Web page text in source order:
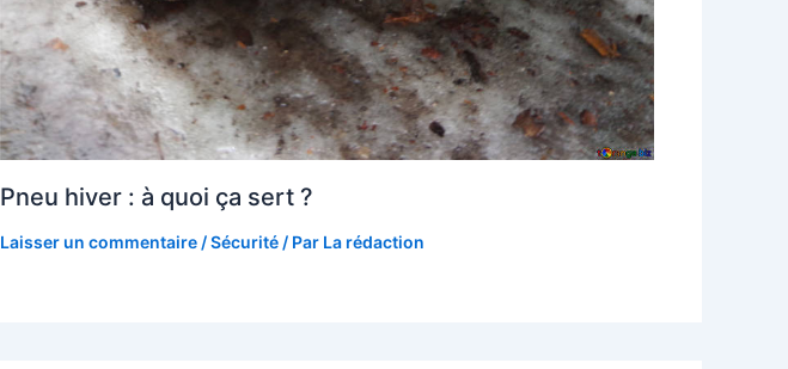
Pneu hiver : à quoi ça sert ?
Laisser un commentaire /Sécurité/ Par La rédaction